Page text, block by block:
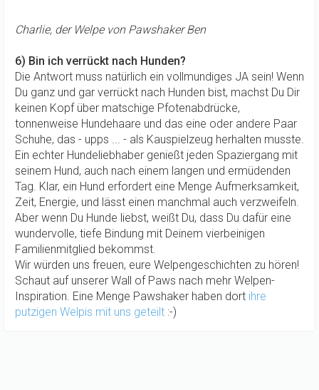
Charlie, der Welpe von Pawshaker Ben
6) Bin ich verrückt nach Hunden?
Die Antwort muss natürlich ein vollmundiges JA sein! Wenn
Du ganz und gar verrückt nach Hunden bist, machst Du Dir
keinen Kopf über matschige Pfotenabdrücke,
tonnenweise Hundehaare und das eine oder andere Paar
Schuhe, das - upps ... - als Kauspielzeug herhalten musste.
Ein echter Hundeliebhaber genießt jeden Spaziergang mit
seinem Hund, auch nach einem langen und ermüdenden
Tag. Klar, ein Hund erfordert eine Menge Aufmerksamkeit,
Zeit, Energie, und lässt einen manchmal auch verzweifeln.
Aber wenn Du Hunde liebst, weißt Du, dass Du dafür eine
wundervolle, tiefe Bindung mit Deinem vierbeinigen
Familienmitglied bekommst.
Wir würden uns freuen, eure Welpengeschichten zu hören!
Schaut auf unserer Wall of Paws nach mehr Welpen-
Inspiration. Eine Menge Pawshaker haben dort ihre
putzigen Welpis mit uns geteilt :-)